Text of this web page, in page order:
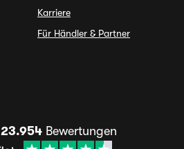
Karriere
Für Händler & Partner
23.954 Bewertungen